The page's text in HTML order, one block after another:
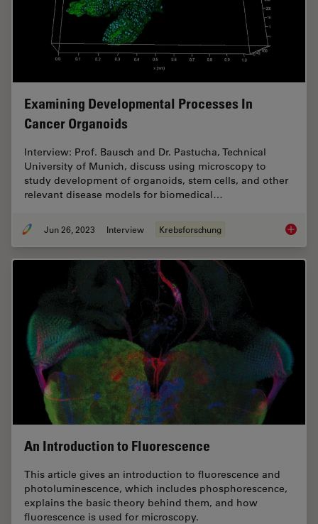
Examining Developmental Processes In
Cancer Organoids
Interview: Prof. Bausch and Dr. Pastucha, Technical
University of Munich, discuss using microscopy to
study development of organoids, stem cells, and other
relevant disease models for biomedical…
Jun 26, 2023 Interview Krebsforschung
An Introduction to Fluorescence
This article gives an introduction to fluorescence and
photoluminescence, which includes phosphorescence,
explains the basic theory behind them, and how
fluorescence is used for microscopy.